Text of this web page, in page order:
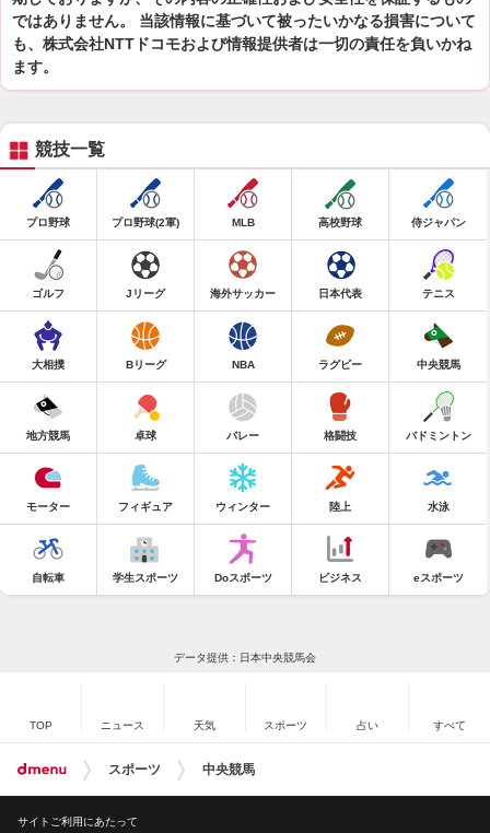
ではありません。 当該情報に基づいて被ったいかなる損害について
も、株式会社NTTドコモおよび情報提供者は一切の責任を負いかね
ます。
競技一覧
プロ野球 プロ野球(2軍) MLB 高校野球 侍ジャパン
ゴルフ Jリーグ 海外サッカー 日本代表 テニス
大相撲 Bリーグ NBA ラグビー 中央競馬
地方競馬 卓球 バレー 格闘技 バドミントン
モーター フィギュア ウィンター 陸上 水泳
自転車 学生スポーツ Doスポーツ ビジネス eスポーツ
データ提供：日本中央競馬会
TOP ニュース 天気 スポーツ 占い すべて
スポーツ 中央競馬
サイトご利用にあたって